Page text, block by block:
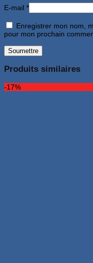
E-mail *
Enregistrer mon nom,
pour mon prochain
Produits similaires
-17%